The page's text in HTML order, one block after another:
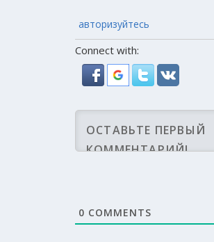
авторизуйтесь
Connect with:
0 COMMENTS